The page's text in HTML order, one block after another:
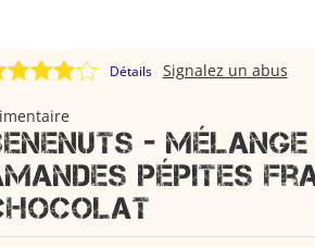
Détails Signalez un abus
-
pépites